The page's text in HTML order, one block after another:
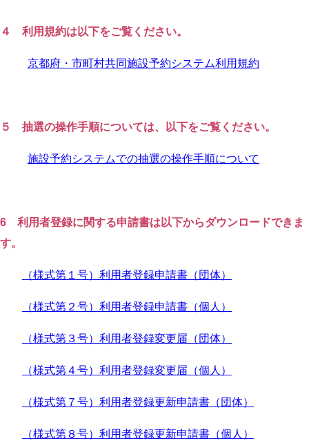
４ 利用規約は以下をご覧ください。
京都府・市町村共同施設予約システム利用規約
５ 抽選の操作手順については、以下をご覧ください。
施設予約システムでの抽選の操作手順について
6 利用者登録に関する申請書は以下からダウンロードできま
す。
（様式第１号）利用者登録申請書（団体）
（様式第２号）利用者登録申請書（個人）
（様式第３号）利用者登録変更届（団体）
（様式第４号）利用者登録変更届（個人）
（様式第７号）利用者登録更新申請書（団体）
（様式第８号）利用者登録更新申請書（個人）